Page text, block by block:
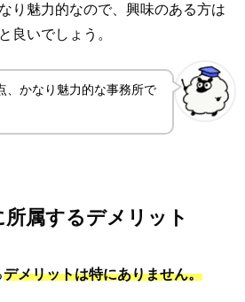
り魅力的なので、興味のある方は
良いでしょう。
、かなり魅力的な事務所で
属するデメリット
デメリットは特にありません。